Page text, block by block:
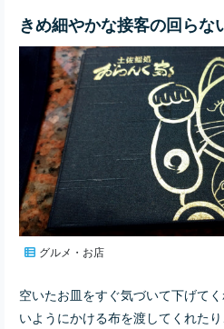
きめ細やかな接客の回らな
グルメ・お店
空いたお皿をすぐ気づいて下げて
いようにかける布を渡してくれた